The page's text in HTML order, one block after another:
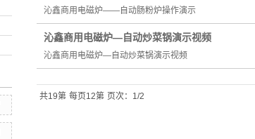
沁鑫商用电磁炉——自动肠粉炉操作演示
沁鑫商用电磁炉—自动炒菜锅演示视频
沁鑫商用电磁炉—自动炒菜锅演示视频
共19第 每页12第 页次：1/2